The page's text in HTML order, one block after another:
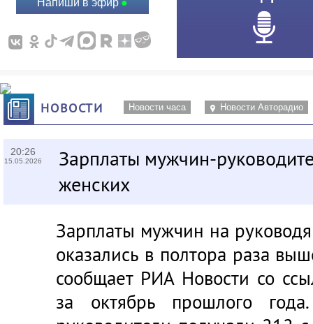
Напиши в эфир
НОВОСТИ Новости часа Новости Авторадио
20:26
15.05.2026
Зарплаты мужчин-
женских
Зарплаты мужчин на
оказались в полтора раза
сообщает РИА Новости со
за октябрь прошлого